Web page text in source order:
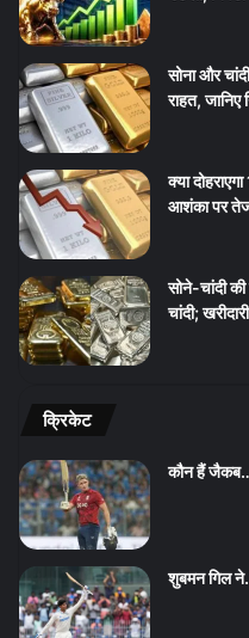
सोना और
राहत, जानिए
क्या
आशंका पर
सोने-चांदी की
चांदी;
क्रिकेट
कौन हैं
शुबमन गिल